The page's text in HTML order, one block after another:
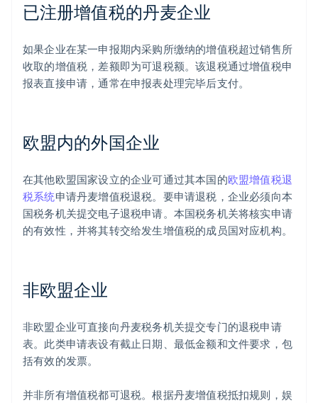
已注册增值税的丹麦企业
如果企业在某一申报期内采购所缴纳的增值税超过销售所
收取的增值税，差额即为可退税额。该退税通过增值税申
报表直接申请，通常在申报表处理完毕后支付。
欧盟内的外国企业
在其他欧盟国家设立的企业可通过其本国的欧盟增值税退
税系统申请丹麦增值税退税。要申请退税，企业必须向本
国税务机关提交电子退税申请。本国税务机关将核实申请
的有效性，并将其转交给发生增值税的成员国对应机构。
非欧盟企业
非欧盟企业可直接向丹麦税务机关提交专门的退税申请
表。此类申请表设有截止日期、最低金额和文件要求，包
括有效的发票。
并非所有增值税都可退税。根据丹麦增值税抵扣规则，娱